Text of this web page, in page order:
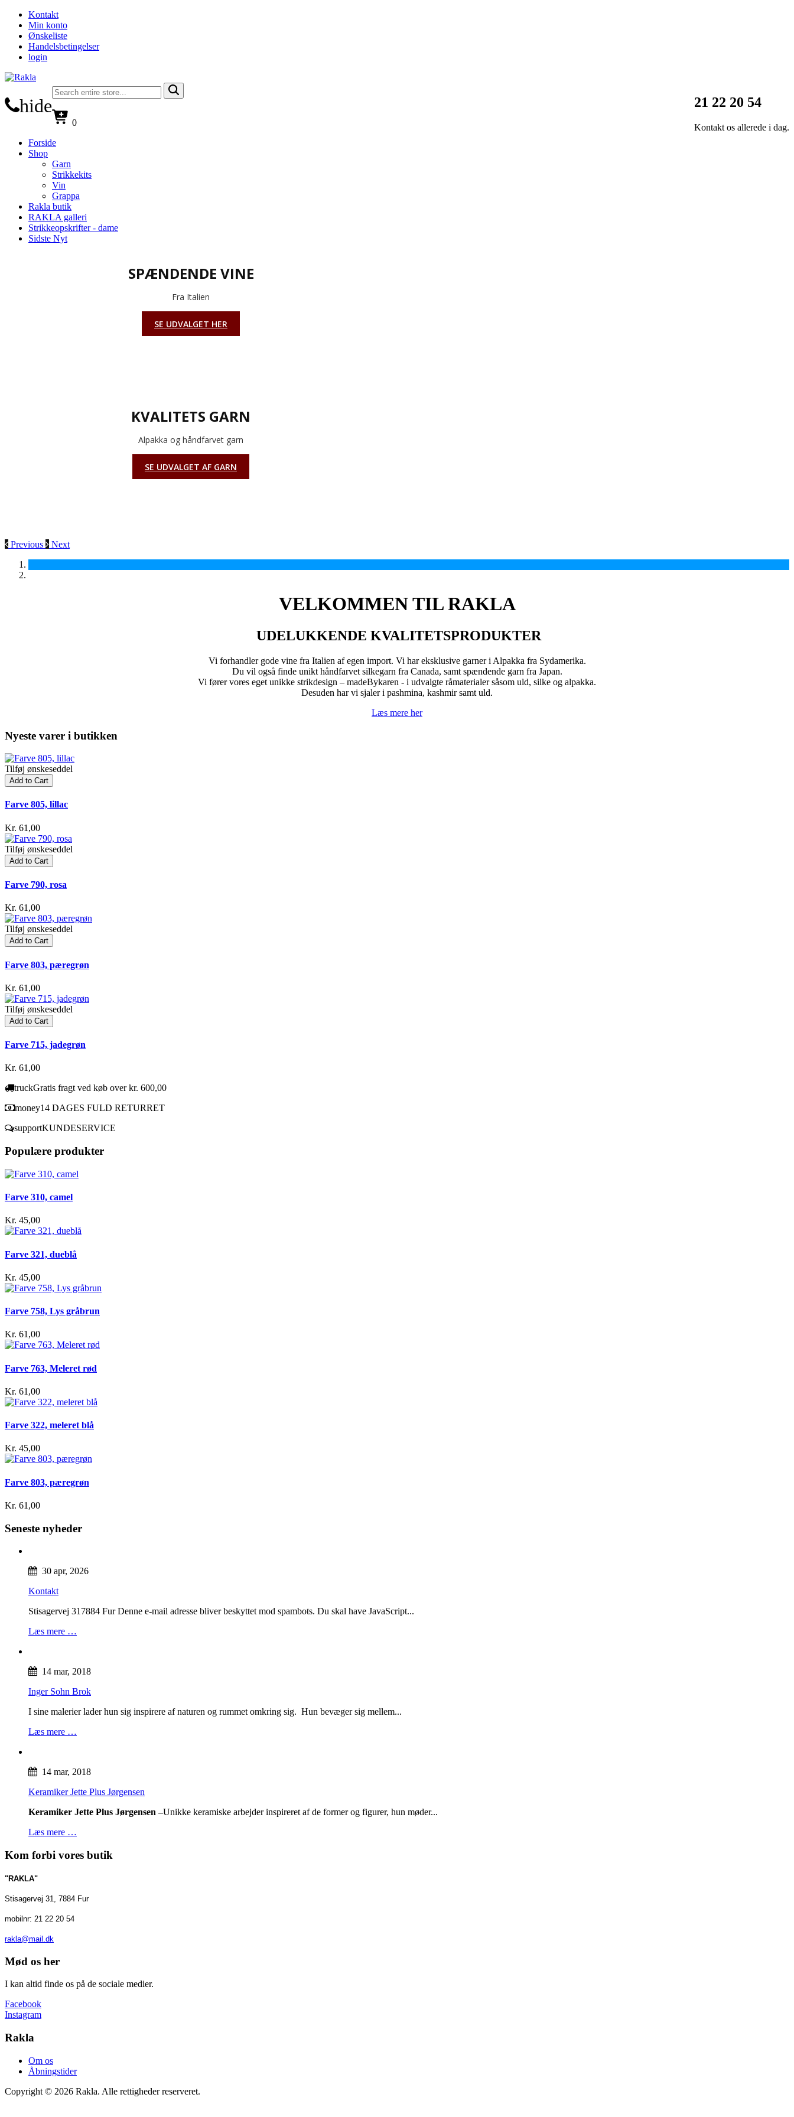
Kontakt
Min konto
Ønskeliste
Handelsbetingelser
login
hide 21 22 20 54
Kontakt os allerede i dag.
0
Forside
Shop
Garn
Strikkekits
Vin
Grappa
Rakla butik
RAKLA galleri
Strikkeopskrifter - dame
Sidste Nyt
SPÆNDENDE VINE
Fra Italien
SE UDVALGET HER
KVALITETS GARN
Alpakka og håndfarvet garn
SE UDVALGET AF GARN
Previous Next
VELKOMMEN TIL RAKLA
UDELUKKENDE KVALITETSPRODUKTER
Vi forhandler gode vine fra Italien af egen import. Vi har eksklusive garner i Alpakka fra Sydamerika.
Du vil også finde unikt håndfarvet silkegarn fra Canada, samt spændende garn fra Japan.
Vi fører vores eget unikke strikdesign – madeBykaren - i udvalgte råmaterialer såsom uld, silke og alpakka.
Desuden har vi sjaler i pashmina, kashmir samt uld.
Læs mere her
Nyeste varer i butikken
Tilføj ønskeseddel
Add to Cart
Farve 805, lillac
Kr. 61,00
Tilføj ønskeseddel
Add to Cart
Farve 790, rosa
Kr. 61,00
Tilføj ønskeseddel
Add to Cart
Farve 803, pæregrøn
Kr. 61,00
Tilføj ønskeseddel
Add to Cart
Farve 715, jadegrøn
Kr. 61,00
truckGratis fragt ved køb over kr. 600,00
money14 DAGES FULD RETURRET
supportKUNDESERVICE
Populære produkter
Farve 310, camel
Kr. 45,00
Farve 321, dueblå
Kr. 45,00
Farve 758, Lys gråbrun
Kr. 61,00
Farve 763, Meleret rød
Kr. 61,00
Farve 322, meleret blå
Kr. 45,00
Farve 803, pæregrøn
Kr. 61,00
Seneste nyheder
30 apr, 2026
Kontakt
Stisagervej 317884 FurDenne e-mail adresse bliver beskyttet mod spambots. Du skal have JavaScript...
Læs mere …
14 mar, 2018
Inger Sohn Brok
I sine malerier lader hun sig inspirere af naturen og rummet omkring sig. Hun bevæger sig mellem...
Læs mere …
14 mar, 2018
Keramiker Jette Plus Jørgensen
Keramiker Jette Plus Jørgensen –Unikke keramiske arbejder inspireret af de former og figurer, hun møder...
Læs mere …
Kom forbi vores butik
"RAKLA"
Stisagervej 31, 7884 Fur
mobilnr: 21 22 20 54
rakla@mail.dk
Mød os her
I kan altid finde os på de sociale medier.
Facebook
Instagram
Rakla
Om os
Åbningstider
Copyright © 2026 Rakla. Alle rettigheder reserveret.